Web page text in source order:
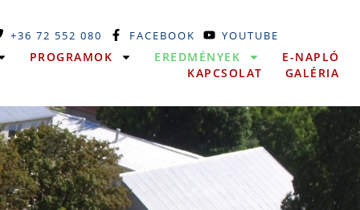
+36 72 552 080 FACEBOOK YOUTUBE
PROGRAMOK EREDMÉNYEK
E-NAPLÓ
KAPCSOLAT
GALÉRIA